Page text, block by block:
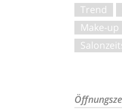
Trend
Make-up